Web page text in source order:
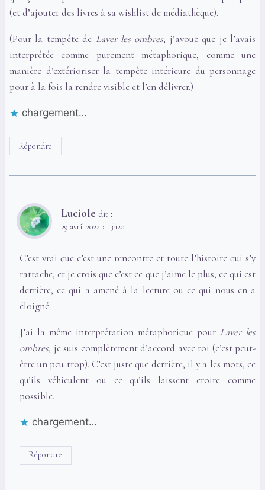
(et d’ajouter des livres à sa wishlist de médiathèque).
(Pour la tempête de Laver les ombres, j’avoue que je l’avais
interprétée comme purement métaphorique, comme une
manière d’extérioriser la tempête intérieure du personnage
pour à la fois la rendre visible et l’en délivrer.)
chargement…
Répondre
Luciole dit :
29 avril 2024 à 13h20
C’est vrai que c’est une rencontre et toute l’histoire qui s’y
rattache, et je crois que c’est ce que j’aime le plus, ce qui est
derrière, ce qui a amené à la lecture ou ce qui nous en a
éloigné.
J’ai la même interprétation métaphorique pour Laver les
ombres, je suis complètement d’accord avec toi (c’est peut-
être un peu trop). C’est juste que derrière, il y a les mots, ce
qu’ils véhiculent ou ce qu’ils laissent croire comme
possible.
chargement…
Répondre